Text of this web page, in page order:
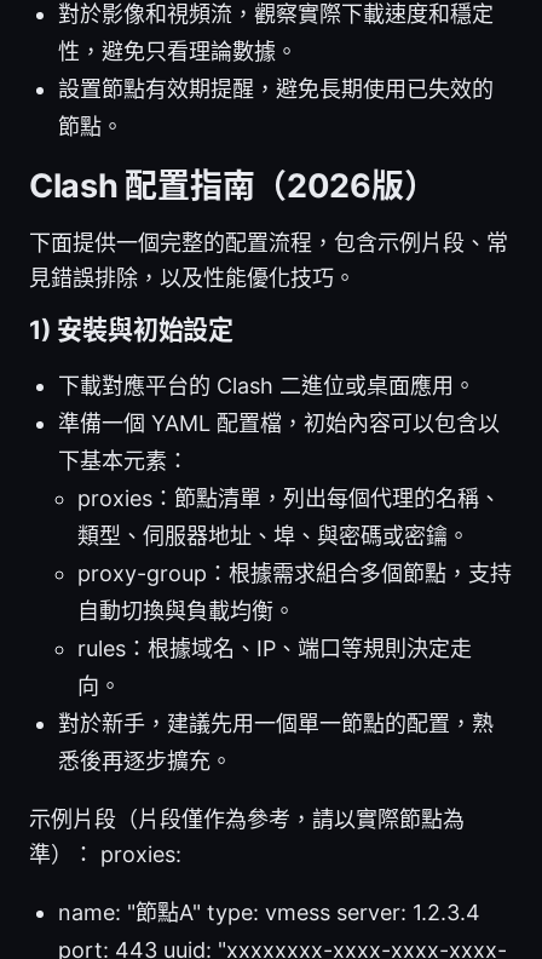
對於影像和視頻流，觀察實際下載速度和穩定
性，避免只看理論數據。
設置節點有效期提醒，避免長期使用已失效的
節點。
Clash 配置指南（2026版）
下面提供一個完整的配置流程，包含示例片段、常
見錯誤排除，以及性能優化技巧。
1) 安裝與初始設定
下載對應平台的 Clash 二進位或桌面應用。
準備一個 YAML 配置檔，初始內容可以包含以
下基本元素：
proxies：節點清單，列出每個代理的名稱、
類型、伺服器地址、埠、與密碼或密鑰。
proxy-group：根據需求組合多個節點，支持
自動切換與負載均衡。
rules：根據域名、IP、端口等規則決定走
向。
對於新手，建議先用一個單一節點的配置，熟
悉後再逐步擴充。
示例片段（片段僅作為參考，請以實際節點為
準）： proxies:
name: "節點A" type: vmess server: 1.2.3.4
port: 443 uuid: "xxxxxxxx-xxxx-xxxx-xxxx-